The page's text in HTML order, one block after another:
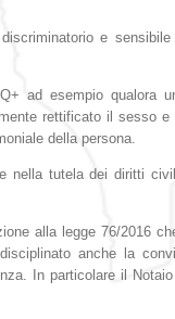
e
ad esempio qualora
rettificato il sesso e
della persona.
nella tutela dei diritti
alla legge 76/2016
anche la
In particolare il